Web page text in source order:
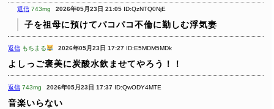
返信 743mg 2026年05月23日 21:05 ID:QzNTQ0NjE
子を祖母に預けてパコパコ不倫に勤しむ浮気妻
返信 もちまる 2026年05月23日 17:27 ID:E5MDM5MDk
よしっご褒美に炭酸水飲ませてやろう！！
返信 743mg 2026年05月23日 17:37 ID:QwODY4MTE
音楽いらない